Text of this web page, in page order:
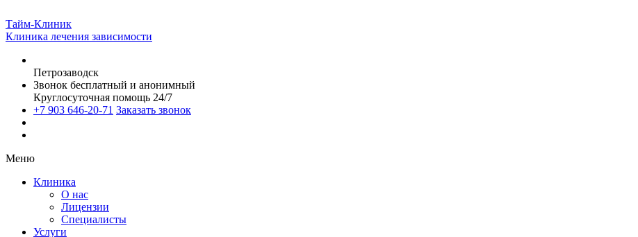
Тайм-Клиник
Клиника лечения зависимости
Петрозаводск
Звонок бесплатный и анонимный
Круглосуточная помощь 24/7
+7 903 646-20-71 Заказать звонок
Меню
Клиника
О нас
Лицензии
Специалисты
Услуги